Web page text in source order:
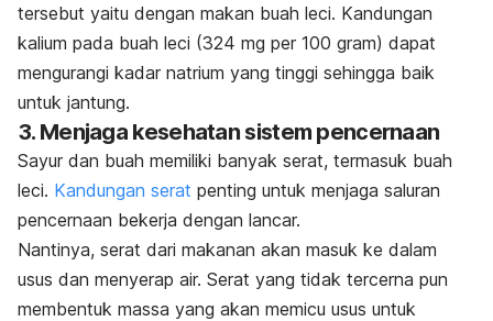
tersebut yaitu dengan makan buah leci. Kandungan
kalium pada buah leci (324 mg per 100 gram) dapat
mengurangi kadar natrium yang tinggi sehingga baik
untuk jantung.
3. Menjaga kesehatan sistem pencernaan
Sayur dan buah memiliki banyak serat, termasuk buah
leci. Kandungan serat penting untuk menjaga saluran
pencernaan bekerja dengan lancar.
Nantinya, serat dari makanan akan masuk ke dalam
usus dan menyerap air. Serat yang tidak tercerna pun
membentuk massa yang akan memicu usus untuk